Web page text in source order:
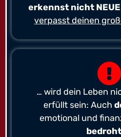
erkennst nicht NEUE
verpasst deinen
… wird dein Leben
erfüllt sein: Auch
emotional und